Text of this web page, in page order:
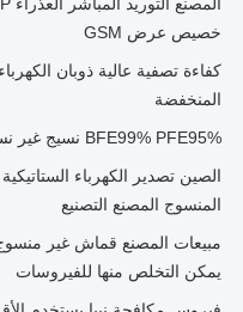
خصيص عرض GSM
كفاءة تصفية عالية ذوبان
المنخفضة
BFE99% PFE95% نسيج غير نسيج ذوبان للقناع الطبي
الصين تصدير الكهرباء
المنسوج المصنع التصنيع
مبيعات المصنع قماش غير
يمكن التخلص منها للفيروسات